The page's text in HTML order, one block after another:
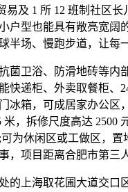
易及 1 所 12 班制社区
户型也能具有敞亮宽阔
半场、慢跑步道，让每
浴、防滑地砖等内部
快递柜、外卖取餐柜、
冰箱，可成居家办公区
米，拆修尺度高达
为休闲区或工做区，
，项目距离合肥市第三
海取花圃大道交口区